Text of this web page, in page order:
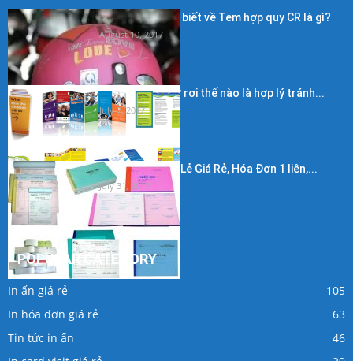
Những điều cần biết về Tem hợp quy CR là gì?
August 10, 2017
Kích thước in tờ rơi thế nào là hợp lý tránh...
July 7, 2017
In Hóa Đơn Bán Lẻ Giá Rẻ, Hóa Đơn 1 liên,...
July 31, 2017
POPULAR CATEGORY
In ấn giá rẻ
105
In hóa đơn giá rẻ
63
Tin tức in ấn
46